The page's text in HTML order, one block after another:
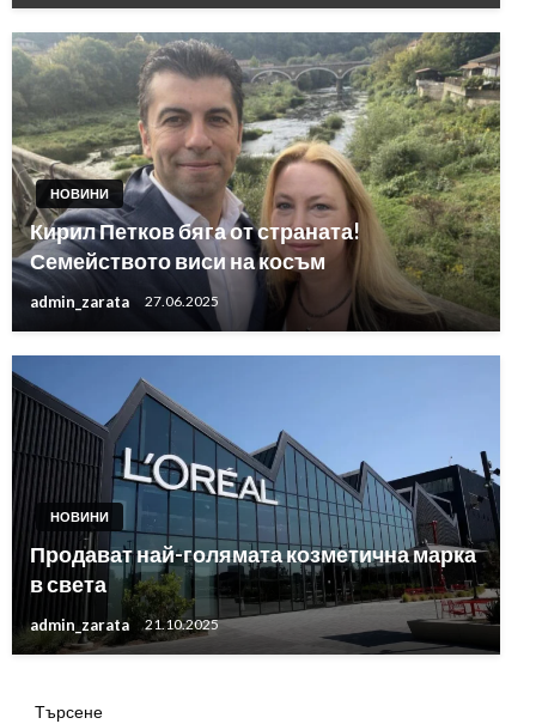
НОВИНИ
Кирил Петков бяга от страната!
Семейството виси на косъм
admin_zarata 27.06.2025
НОВИНИ
Продават най-голямата козметична марка
в света
admin_zarata 21.10.2025
Търсене